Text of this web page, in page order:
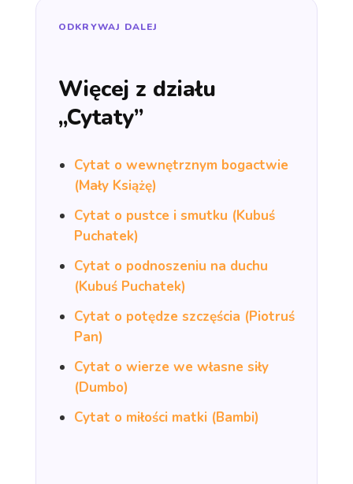
ODKRYWAJ DALEJ
Więcej z działu
„Cytaty”
Cytat o wewnętrznym bogactwie
(Mały Książę)
Cytat o pustce i smutku (Kubuś
Puchatek)
Cytat o podnoszeniu na duchu
(Kubuś Puchatek)
Cytat o potędze szczęścia (Piotruś
Pan)
Cytat o wierze we własne siły
(Dumbo)
Cytat o miłości matki (Bambi)